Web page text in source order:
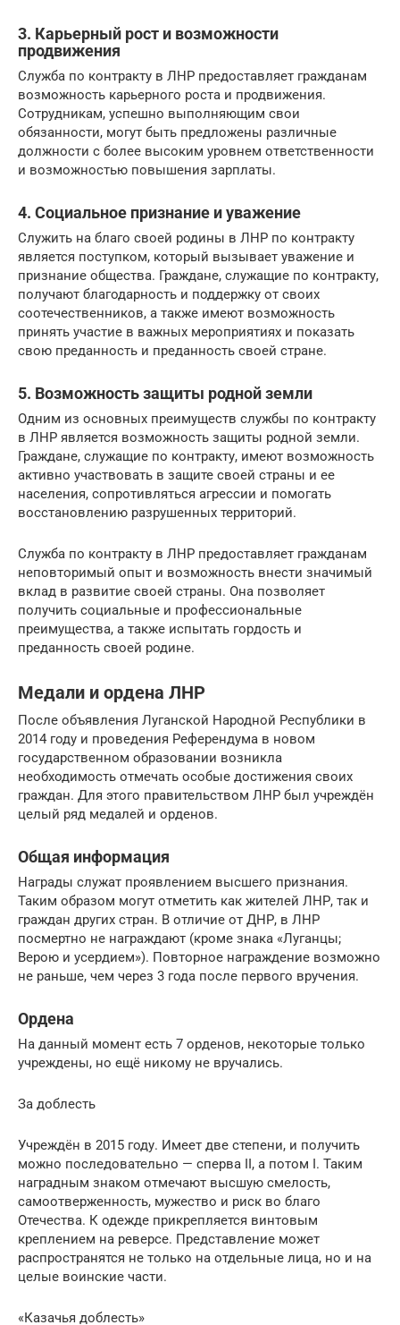
3. Карьерный рост и возможности
продвижения
Служба по контракту в ЛНР предоставляет гражданам
возможность карьерного роста и продвижения.
Сотрудникам, успешно выполняющим свои
обязанности, могут быть предложены различные
должности с более высоким уровнем ответственности
и возможностью повышения зарплаты.
4. Социальное признание и уважение
Служить на благо своей родины в ЛНР по контракту
является поступком, который вызывает уважение и
признание общества. Граждане, служащие по контракту,
получают благодарность и поддержку от своих
соотечественников, а также имеют возможность
принять участие в важных мероприятиях и показать
свою преданность и преданность своей стране.
5. Возможность защиты родной земли
Одним из основных преимуществ службы по контракту
в ЛНР является возможность защиты родной земли.
Граждане, служащие по контракту, имеют возможность
активно участвовать в защите своей страны и ее
населения, сопротивляться агрессии и помогать
восстановлению разрушенных территорий.
Служба по контракту в ЛНР предоставляет гражданам
неповторимый опыт и возможность внести значимый
вклад в развитие своей страны. Она позволяет
получить социальные и профессиональные
преимущества, а также испытать гордость и
преданность своей родине.
Медали и ордена ЛНР
После объявления Луганской Народной Республики в
2014 году и проведения Референдума в новом
государственном образовании возникла
необходимость отмечать особые достижения своих
граждан. Для этого правительством ЛНР был учреждён
целый ряд медалей и орденов.
Общая информация
Награды служат проявлением высшего признания.
Таким образом могут отметить как жителей ЛНР, так и
граждан других стран. В отличие от ДНР, в ЛНР
посмертно не награждают (кроме знака «Луганцы;
Верою и усердием»). Повторное награждение возможно
не раньше, чем через 3 года после первого вручения.
Ордена
На данный момент есть 7 орденов, некоторые только
учреждены, но ещё никому не вручались.
За доблесть
Учреждён в 2015 году. Имеет две степени, и получить
можно последовательно — сперва II, а потом I. Таким
наградным знаком отмечают высшую смелость,
самоотверженность, мужество и риск во благо
Отечества. К одежде прикрепляется винтовым
креплением на реверсе. Представление может
распространятся не только на отдельные лица, но и на
целые воинские части.
«Казачья доблесть»